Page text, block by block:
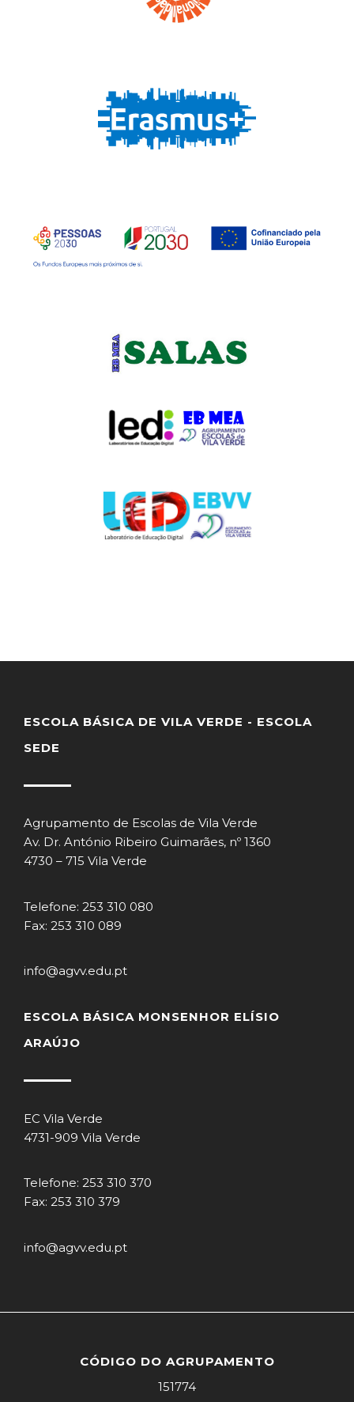
ESCOLA BÁSICA DE VILA VERDE - ESCOLA
SEDE
Agrupamento de Escolas de Vila Verde
Av. Dr. António Ribeiro Guimarães, nº 1360
4730 – 715 Vila Verde
Telefone: 253 310 080
Fax: 253 310 089
info@agvv.edu.pt
ESCOLA BÁSICA MONSENHOR ELÍSIO
ARAÚJO
EC Vila Verde
4731-909 Vila Verde
Telefone: 253 310 370
Fax: 253 310 379
info@agvv.edu.pt
CÓDIGO DO AGRUPAMENTO
151774